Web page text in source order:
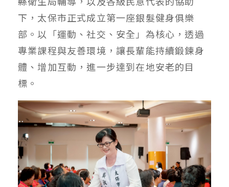
下，太保市正式成立第一座銀髮健身俱樂
部。以「運動、社交、安全」為核心，透過
專業課程與友善環境，讓長輩能持續鍛鍊身
體、增加互動，進一步達到在地安老的目
標。